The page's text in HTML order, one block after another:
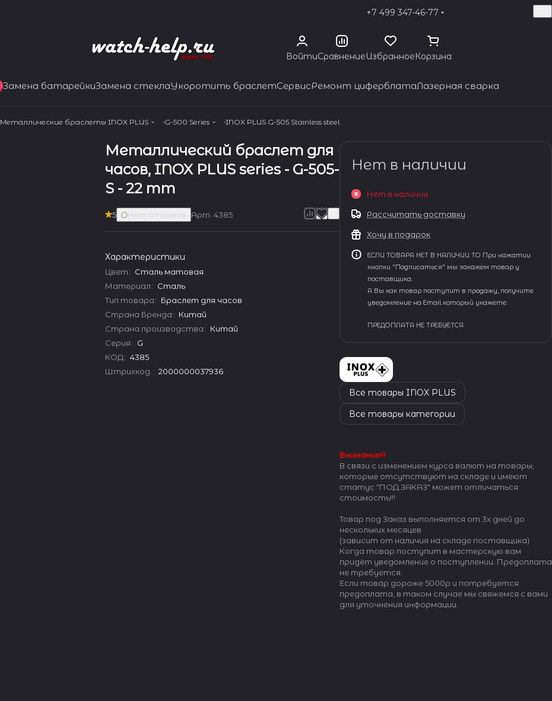
+7 499 347-46-77
ВойтиСравнениеИзбранноеКорзина
Замена батарейкиЗамена стеклаУкоротить браслетСервисРемонт циферблатаЛазерная сварка
Металлические браслеты INOX PLUS G-500 Series INOX PLUS G-505 Stainless steel
Металлический браслет для
часов, INOX PLUS series - G-505-
S - 22 mm
5 Нет отзывов Арт.4385
Характеристики
Цвет: Сталь матовая
Материал: Сталь
Тип товара: Браслет для часов
Страна Бренда: Китай
Страна производства: Китай
Серия: G
КОД: 4385
Штрихкод. : 2000000037936
Нет в наличии
Нет в наличии
Рассчитать доставку
Хочу в подарок
ЕСЛИ ТОВАРА НЕТ В НАЛИЧИИ ТО При нажатии
кнопки "Подписаться" мы закажем товар у
поставщика.
А Вы как товар поступит в продажу, получите
уведомление на Email который укажете.
ПРЕДОПЛАТА НЕ ТРЕБУЕТСЯ
Все товары INOX PLUS
Все товары категории
Внимание!!!
В связи с изменением курса валют на товары,
которые отсутствуют на складе и имеют
статус "ПОД ЗАКАЗ" может отличаться
стоимость!!!
Товар под Заказ выполняется от 3х дней до
нескольких месяцев
(зависит от наличия на складе поставщика)
Когда товар поступит в мастерскую вам
придёт уведомление о поступлении. Предоплата
не требуется.
Если товар дороже 5000р и потребуется
предоплата, в таком случае мы свяжемся с вами
для уточнения информации.